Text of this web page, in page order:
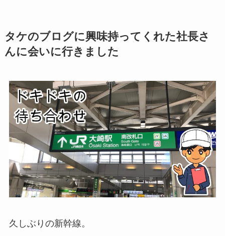
タケのブログに興味持ってくれた社長さ
んに会いに行きました
久しぶりの新幹線。